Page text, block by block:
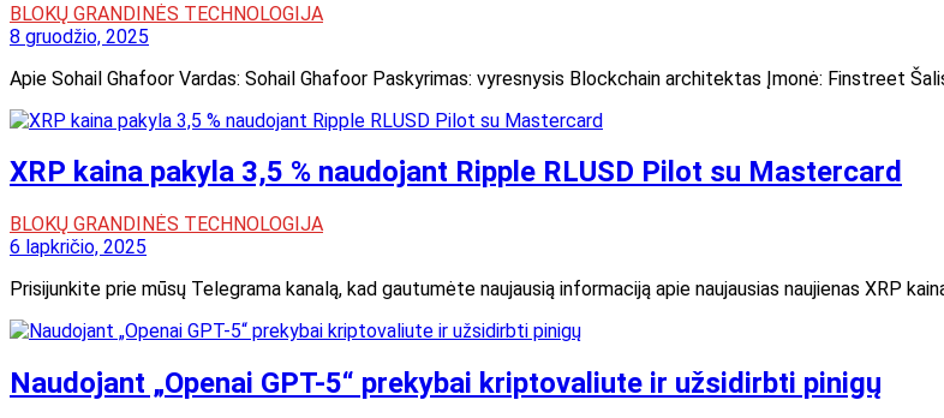
BLOKŲ GRANDINĖS TECHNOLOGIJA
8 gruodžio, 2025
Apie Sohail Ghafoor Vardas: Sohail Ghafoor Paskyrimas: vyresnysis Blockchain architektas Įmonė: Finstreet
XRP kaina pakyla 3,5 % naudojant Ripple RLUSD Pilot su Mastercard
BLOKŲ GRANDINĖS TECHNOLOGIJA
6 lapkričio, 2025
Prisijunkite prie mūsų Telegrama kanalą, kad gautumėte naujausią informaciją apie naujausias naujienas XRP
Naudojant „Openai GPT-5“ prekybai kriptovaliute ir užsidirbti pinigų